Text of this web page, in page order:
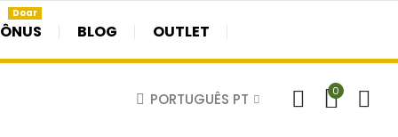
Doar
BLOG OUTLET
PORTUGUÊS PT 0